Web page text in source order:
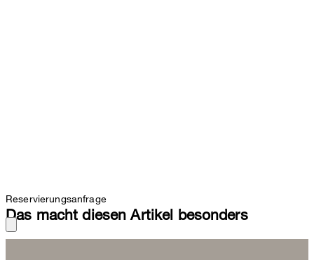
Reservierungsanfrage
Das macht diesen Artikel besonders